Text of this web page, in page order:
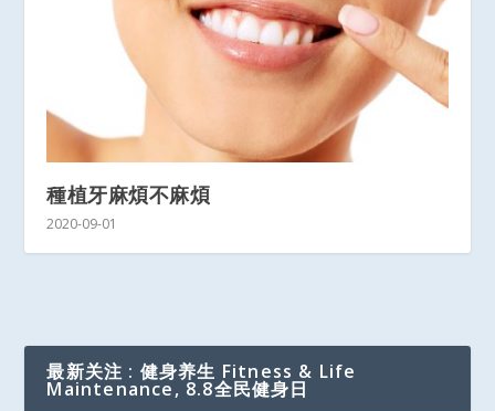
種植牙麻煩不麻煩
2020-09-01
最新关注 : 健身养生 Fitness & Life
Maintenance, 8.8全民健身日